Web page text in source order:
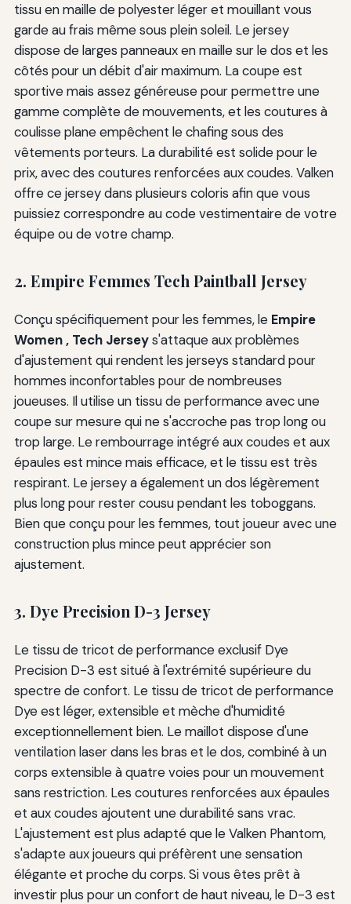
tissu en maille de polyester léger et mouillant vous
garde au frais même sous plein soleil. Le jersey
dispose de larges panneaux en maille sur le dos et les
côtés pour un débit d'air maximum. La coupe est
sportive mais assez généreuse pour permettre une
gamme complète de mouvements, et les coutures à
coulisse plane empêchent le chafing sous des
vêtements porteurs. La durabilité est solide pour le
prix, avec des coutures renforcées aux coudes. Valken
offre ce jersey dans plusieurs coloris afin que vous
puissiez correspondre au code vestimentaire de votre
équipe ou de votre champ.
2. Empire Femmes Tech Paintball Jersey
Conçu spécifiquement pour les femmes, le Empire
Women , Tech Jerseys'attaque aux problèmes
d'ajustement qui rendent les jerseys standard pour
hommes inconfortables pour de nombreuses
joueuses. Il utilise un tissu de performance avec une
coupe sur mesure qui ne s'accroche pas trop long ou
trop large. Le rembourrage intégré aux coudes et aux
épaules est mince mais efficace, et le tissu est très
respirant. Le jersey a également un dos légèrement
plus long pour rester cousu pendant les toboggans.
Bien que conçu pour les femmes, tout joueur avec une
construction plus mince peut apprécier son
ajustement.
3. Dye Precision D-3 Jersey
Le tissu de tricot de performance exclusif Dye
Precision D-3 est situé à l'extrémité supérieure du
spectre de confort. Le tissu de tricot de performance
Dye est léger, extensible et mèche d'humidité
exceptionnellement bien. Le maillot dispose d'une
ventilation laser dans les bras et le dos, combiné à un
corps extensible à quatre voies pour un mouvement
sans restriction. Les coutures renforcées aux épaules
et aux coudes ajoutent une durabilité sans vrac.
L'ajustement est plus adapté que le Valken Phantom,
s'adapte aux joueurs qui préfèrent une sensation
élégante et proche du corps. Si vous êtes prêt à
investir plus pour un confort de haut niveau, le D-3 est